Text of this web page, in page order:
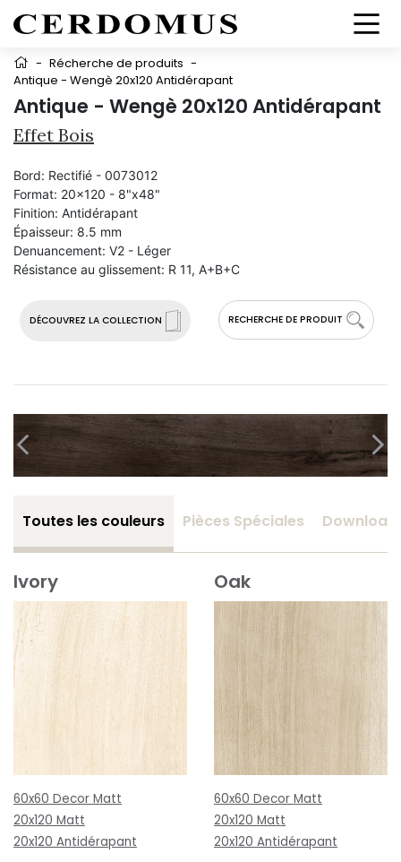
- Récherche de produits -
Antique - Wengè 20x120 Antidérapant
Antique - Wengè 20x120 Antidérapant
Effet Bois
DÉCOUVREZ LA COLLECTION RECHERCHE DE PRODUIT
Bord: Rectifié - 0073012
Format: 20x120 - 8"x48"
Finition: Antidérapant
Épaisseur: 8.5 mm
Denuancement: V2 - Léger
Résistance au glissement: R 11, A+B+C
Toutes les couleurs Pièces Spéciales Download
Ivory
60x60 Decor Matt
20x120 Matt
20x120 Antidérapant
Oak
60x60 Decor Matt
20x120 Matt
20x120 Antidérapant